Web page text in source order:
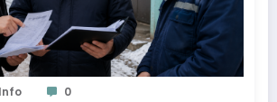
0